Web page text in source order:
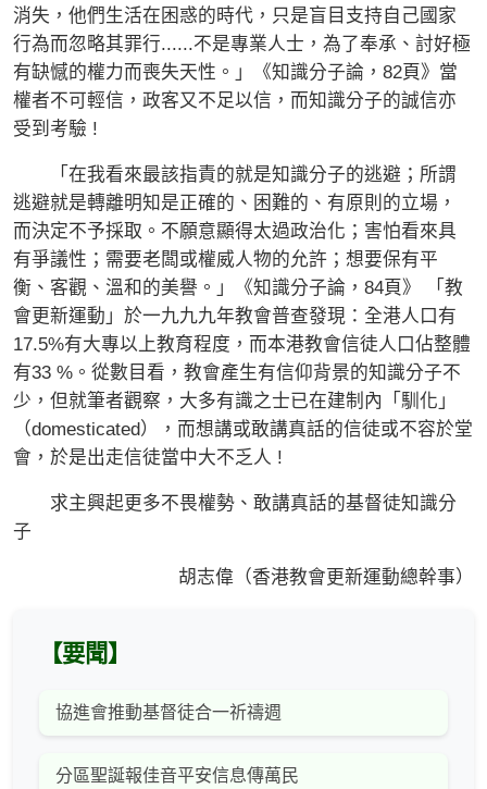
消失，他們生活在困惑的時代，只是盲目支持自己國家
行為而忽略其罪行......不是專業人士，為了奉承、討好極
有缺憾的權力而喪失天性。」《知識分子論，82頁》當
權者不可輕信，政客又不足以信，而知識分子的誠信亦
受到考驗 !
「在我看來最該指責的就是知識分子的逃避；所謂
逃避就是轉離明知是正確的、困難的、有原則的立場，
而決定不予採取。不願意顯得太過政治化；害怕看來具
有爭議性；需要老闆或權威人物的允許；想要保有平
衡、客觀、溫和的美譽。」《知識分子論，84頁》 「教
會更新運動」於一九九九年教會普查發現：全港人口有
17.5%有大專以上教育程度，而本港教會信徒人口佔整體
有33 %。從數目看，教會產生有信仰背景的知識分子不
少，但就筆者觀察，大多有識之士已在建制內「馴化」
（domesticated），而想講或敢講真話的信徒或不容於堂
會，於是出走信徒當中大不乏人 !
求主興起更多不畏權勢、敢講真話的基督徒知識分
子
胡志偉（香港教會更新運動總幹事）
【要聞】
協進會推動基督徒合一祈禱週
分區聖誕報佳音平安信息傳萬民